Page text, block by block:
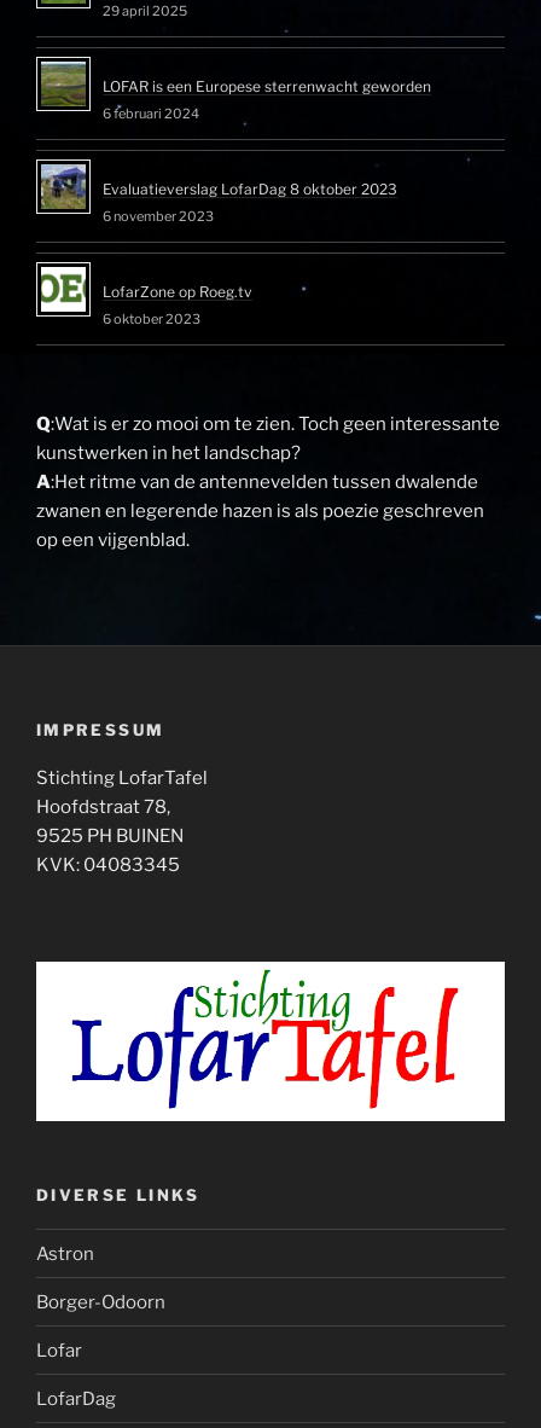
29 april 2025
LOFAR is een Europese sterrenwacht geworden
6 februari 2024
Evaluatieverslag LofarDag 8 oktober 2023
6 november 2023
LofarZone op Roeg.tv
6 oktober 2023
Q:Wat is er zo mooi om te zien. Toch geen interessante
kunstwerken in het landschap?
A:Het ritme van de antennevelden tussen dwalende
zwanen en legerende hazen is als poezie geschreven
op een vijgenblad.
IMPRESSUM
Stichting LofarTafel
Hoofdstraat 78,
9525 PH BUINEN
KVK: 04083345
DIVERSE LINKS
Astron
Borger-Odoorn
Lofar
LofarDag